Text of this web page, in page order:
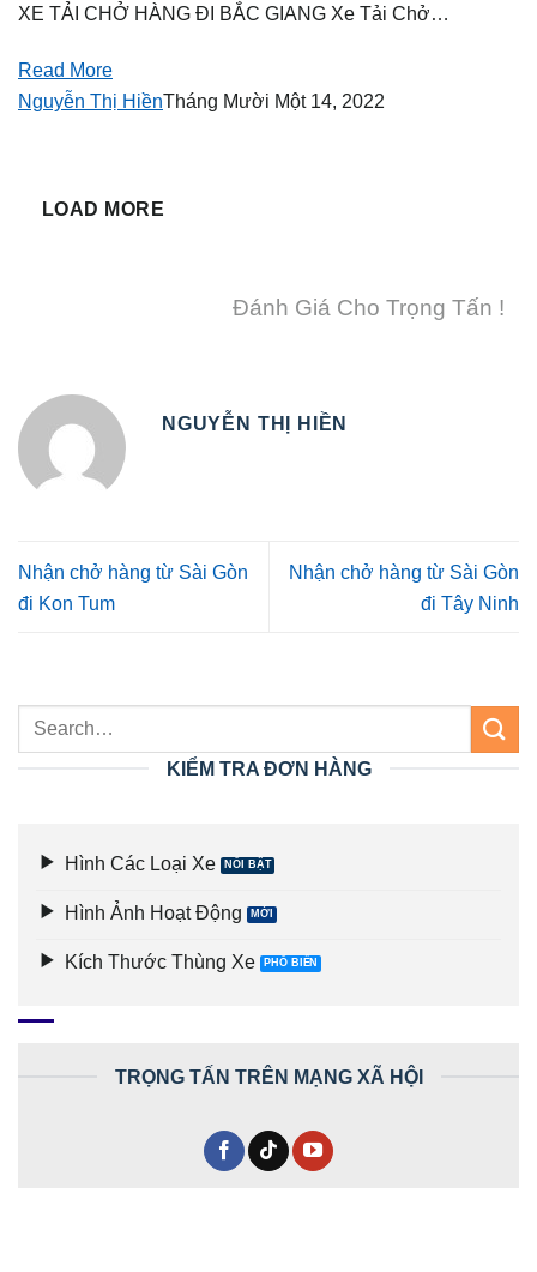
XE TẢI CHỞ HÀNG ĐI BẮC GIANG Xe Tải Chở…
Read More
Nguyễn Thị HiềnTháng Mười Một 14, 2022
LOAD MORE
Đánh Giá Cho Trọng Tấn !
NGUYỄN THỊ HIỀN
Nhận chở hàng từ Sài Gòn
đi Kon Tum
Nhận chở hàng từ Sài Gòn
đi Tây Ninh
KIỂM TRA ĐƠN HÀNG
Hình Các Loại Xe
Hình Ảnh Hoạt Động
Kích Thước Thùng Xe
TRỌNG TẤN TRÊN MẠNG XÃ HỘI